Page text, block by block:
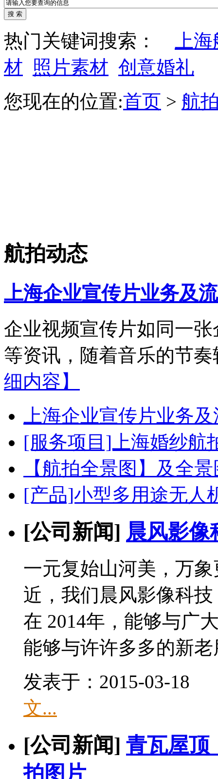
热门关键词搜索：
上
材 照片素材 创意婚礼
您现在的位置:首页 > 航
航拍动态
上海企业宣传片业务及
企业视频宣传片如同一
等资讯，随着音乐的节
细内容】
上海企业宣传片业务
[服务项目]上海婚纱
【航拍全景图】及全
[产品]小型多用途无
[公司新闻] 晨风影像
一元复始山河美，万
近，我们晨风影像科
在 2014年，能够与广
能够与许许多多的新老
发表于：2015-03-
文...
[公司新闻] 青瓦屋顶
拍图片